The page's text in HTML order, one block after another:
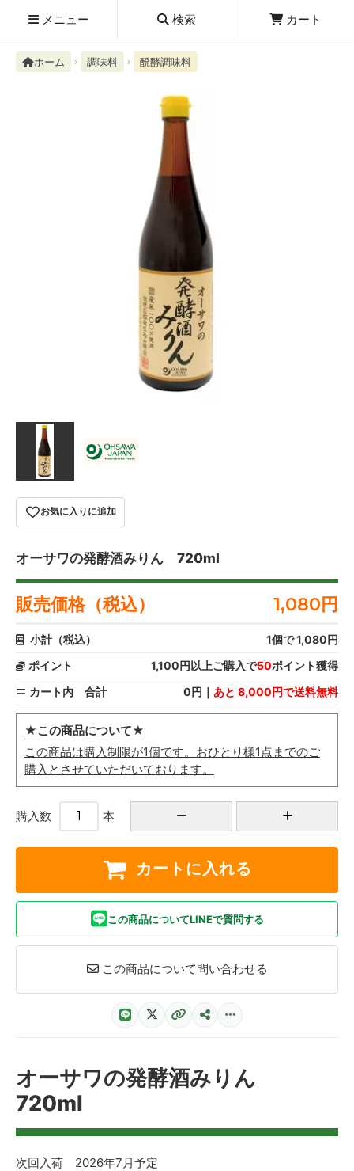
メニュー 検索 カート
絮ユ⑳�������障����
レビューを読む
ホーム 調味料 醗酵調味料
お気に入りに追加
オーサワの発酵酒みりん 720ml
販売価格（税込） 1,080円
小計（税込） 1個で1,080円
ポイント
1,100円以上ご購入で50ポイント獲得
カート内 合計
0円｜ あと 8,000円で送料無料
★この商品について★
この商品は購入制限が1個です。おひとり様1点までのご
購入とさせていただいております。
購入数 本
カートに入れる
この商品についてLINEで質問する
この商品について問い合わせる
オーサワの発酵酒みりん
720ml
次回入荷 2026年7月予定